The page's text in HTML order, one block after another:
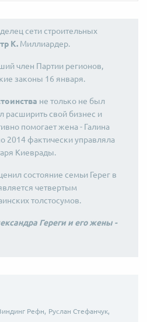
сети строительных
К. Миллиардер.
член Партии регионов,
законы 16 января.
не только не был
расширить свой бизнес и
помогает жена - Галина
2014 фактически управляла
Киеврады.
состояние семьи Герег в
четвертым
толстосумов.
Гереги и его жены -
Рефн, Руслан Стефанчук,